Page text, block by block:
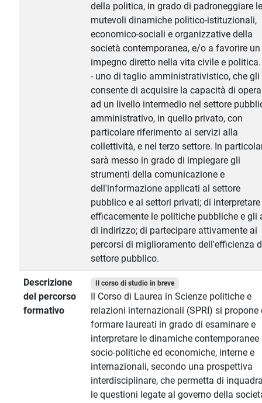
della politica, in grado di padroneggiare le
mutevoli dinamiche politico-istituzionali,
economico-sociali e organizzative della
società contemporanea, e/o a favorire un
impegno diretto nella vita civile e politica.
- uno di taglio amministrativistico, che gli
consente di acquisire la capacità di
ad un livello intermedio nel settore
amministrativo, in quello privato, con
particolare riferimento ai servizi alla
collettività, e nel terzo settore. In
sarà messo in grado di impiegare gli
strumenti della comunicazione e
dell'informazione applicati al settore
pubblico e ai settori privati; di interpretare
efficacemente le politiche pubbliche e gli
di indirizzo; di partecipare attivamente ai
percorsi di miglioramento dell'efficienza
settore pubblico.
Descrizione
del percorso
formativo
Il corso di studio in breve
Il Corso di Laurea in Scienze politiche e
relazioni internazionali (SPRI) si propone
formare laureati in grado di esaminare e
interpretare le dinamiche contemporanee
socio-politiche ed economiche, interne e
internazionali, secondo una prospettiva
interdisciplinare, che permetta di
le questioni legate al governo della